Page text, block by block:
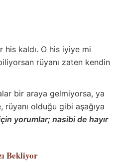
kaldı. O his iyiye mi
rüyanı zaten kendin
bir araya gelmiyorsa, ya
olduğu gibi aşağıya
yorumlar; nasibi de hayır
Bekliyor